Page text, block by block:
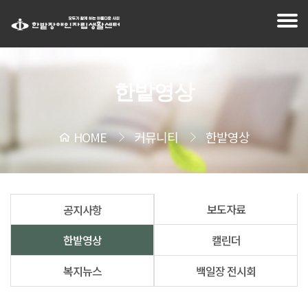
한밭영상
HOME 커뮤니티 한밭영상
공지사항
보도자료
한밭영상
캘린더
복지뉴스
백일장 전시회